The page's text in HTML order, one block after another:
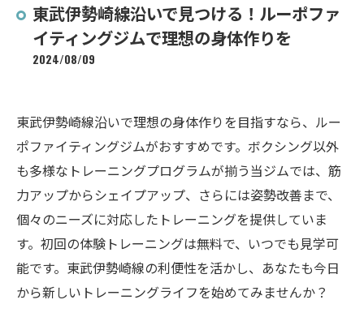
東武伊勢崎線沿いで見つける！ルーポファ
イティングジムで理想の身体作りを
2024/08/09
東武伊勢崎線沿いで理想の身体作りを目指すなら、ルー
ポファイティングジムがおすすめです。ボクシング以外
も多様なトレーニングプログラムが揃う当ジムでは、筋
力アップからシェイプアップ、さらには姿勢改善まで、
個々のニーズに対応したトレーニングを提供していま
す。初回の体験トレーニングは無料で、いつでも見学可
能です。東武伊勢崎線の利便性を活かし、あなたも今日
から新しいトレーニングライフを始めてみませんか？